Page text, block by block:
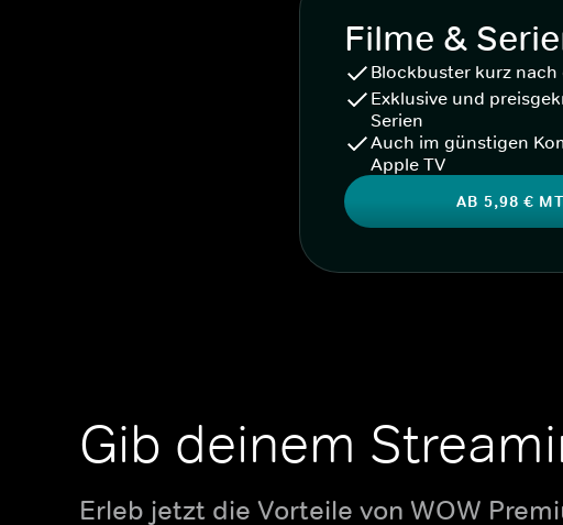
Filme &
Blockbuster kurz nach
Exklusive und
Serien
Auch im günstigen
Apple TV
AB 5,98 €
Gib deinem
Erleb jetzt die Vorteile von WOW